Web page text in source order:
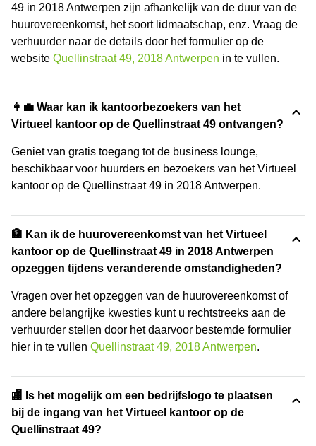
49 in 2018 Antwerpen zijn afhankelijk van de duur van de
huurovereenkomst, het soort lidmaatschap, enz. Vraag de
verhuurder naar de details door het formulier op de
website Quellinstraat 49, 2018 Antwerpen in te vullen.
👩‍💼 Waar kan ik kantoorbezoekers van het
Virtueel kantoor op de Quellinstraat 49 ontvangen?
Geniet van gratis toegang tot de business lounge,
beschikbaar voor huurders en bezoekers van het Virtueel
kantoor op de Quellinstraat 49 in 2018 Antwerpen.
🏦 Kan ik de huurovereenkomst van het Virtueel
kantoor op de Quellinstraat 49 in 2018 Antwerpen
opzeggen tijdens veranderende omstandigheden?
Vragen over het opzeggen van de huurovereenkomst of
andere belangrijke kwesties kunt u rechtstreeks aan de
verhuurder stellen door het daarvoor bestemde formulier
hier in te vullen Quellinstraat 49, 2018 Antwerpen.
🏬 Is het mogelijk om een bedrijfslogo te plaatsen
bij de ingang van het Virtueel kantoor op de
Quellinstraat 49?